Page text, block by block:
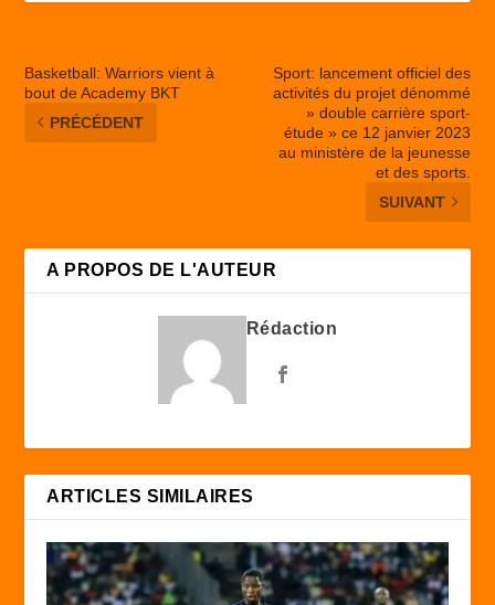
Basketball: Warriors vient à
bout de Academy BKT
PRÉCÉDENT
Sport: lancement officiel des
activités du projet dénommé
» double carrière sport-
étude » ce 12 janvier 2023
au ministère de la jeunesse
et des sports.
SUIVANT
A PROPOS DE L'AUTEUR
Rédaction
ARTICLES SIMILAIRES